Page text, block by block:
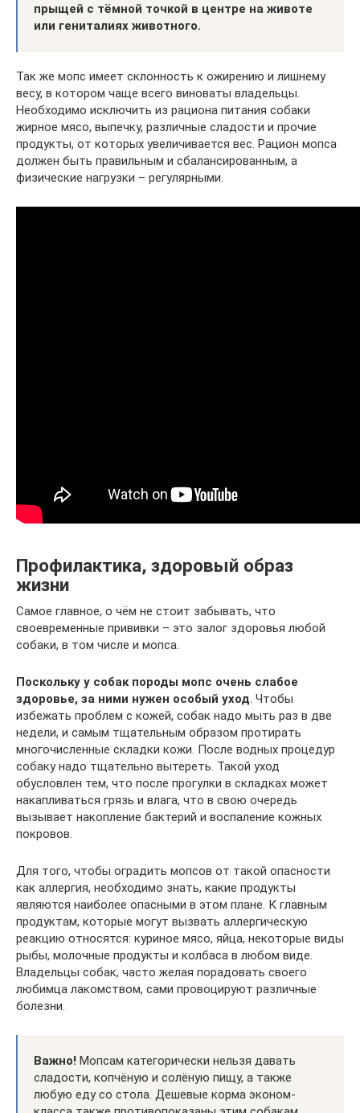
прыщей с тёмной точкой в центре на животе
или гениталиях животного.
Так же мопс имеет склонность к ожирению и лишнему
весу, в котором чаще всего виноваты владельцы.
Необходимо исключить из рациона питания собаки
жирное мясо, выпечку, различные сладости и прочие
продукты, от которых увеличивается вес. Рацион мопса
должен быть правильным и сбалансированным, а
физические нагрузки – регулярными.
Профилактика, здоровый образ
жизни
Самое главное, о чём не стоит забывать, что
своевременные прививки – это залог здоровья любой
собаки, в том числе и мопса.
Поскольку у собак породы мопс очень слабое
здоровье, за ними нужен особый уход. Чтобы
избежать проблем с кожей, собак надо мыть раз в две
недели, и самым тщательным образом протирать
многочисленные складки кожи. После водных процедур
собаку надо тщательно вытереть. Такой уход
обусловлен тем, что после прогулки в складках может
накапливаться грязь и влага, что в свою очередь
вызывает накопление бактерий и воспаление кожных
покровов.
Для того, чтобы оградить мопсов от такой опасности
как аллергия, необходимо знать, какие продукты
являются наиболее опасными в этом плане. К главным
продуктам, которые могут вызвать аллергическую
реакцию относятся: куриное мясо, яйца, некоторые виды
рыбы, молочные продукты и колбаса в любом виде.
Владельцы собак, часто желая порадовать своего
любимца лакомством, сами провоцируют различные
болезни.
Важно! Мопсам категорически нельзя давать
сладости, копчёную и солёную пищу, а также
любую еду со стола. Дешевые корма эконом-